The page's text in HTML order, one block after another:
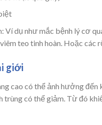
Ví dụ như mắc bệnh lý cơ
viêm teo tinh hoàn. Hoặc các
giới
cao có thể ảnh hưởng
có thể giảm. Từ đó